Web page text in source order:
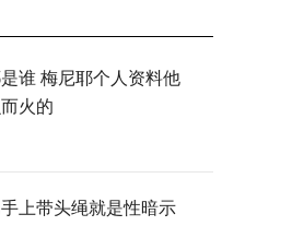
谁 梅尼耶个人资料他
火的
上带头绳就是性暗示